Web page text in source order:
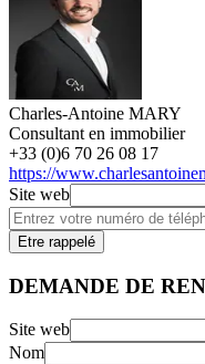
Charles-Antoine MARY
Consultant en immobilier
+33 (0)6 70 26 08 17
https://
Site web
Etre rappelé
DEMANDE DE
Site web
Nom